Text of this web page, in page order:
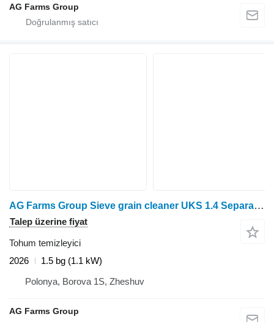
AG Farms Group
AG Farms Group Sieve grain cleaner UKS 1.4 Separator
Talep üzerine fiyat
Tohum temizleyici
2026
1.5 bg (1.1 kW)
Polonya, Borova 1S, Zheshuv
AG Farms Group